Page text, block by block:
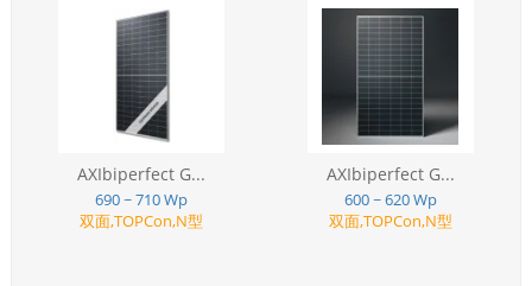
AXIbiperfect G...
690 ~ 710 Wp
双面,TOPCon,N型
AXIbiperfect G...
600 ~ 620 Wp
双面,TOPCon,N型